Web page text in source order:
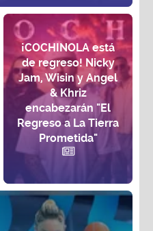
¡COCHINOLA está
de regreso! Nicky
Jam, Wisin y Angel
& Khriz
encabezarán "El
Regreso a La Tierra
Prometida"